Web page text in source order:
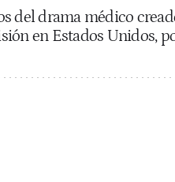
del drama médico
en Estados Unidos,